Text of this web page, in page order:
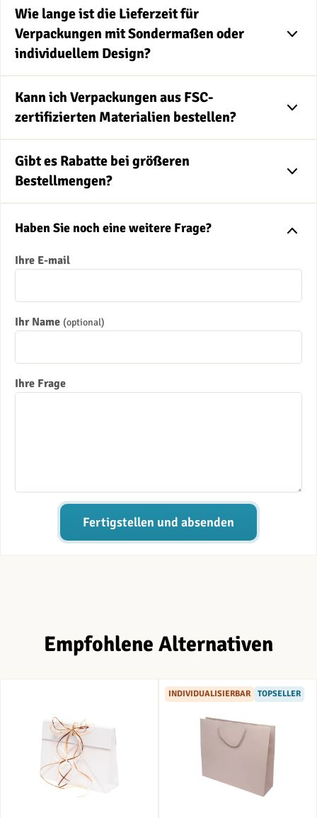
Wie lange ist die Lieferzeit für
Verpackungen mit Sondermaßen oder
individuellem Design?
Kann ich Verpackungen aus FSC-
zertifizierten Materialien bestellen?
Gibt es Rabatte bei größeren
Bestellmengen?
Haben Sie noch eine weitere Frage?
Ihre E-mail
Ihr Name (optional)
Ihre Frage
Fertigstellen und absenden
Empfohlene Alternativen
TOPSELLER
INDIVIDUALISIERBAR